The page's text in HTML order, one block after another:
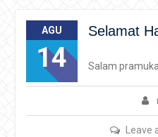
AGU
14
Selamat
Leave
Salam